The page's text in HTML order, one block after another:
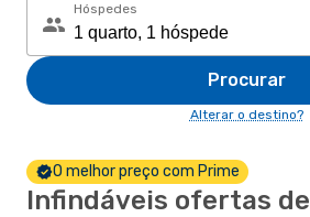
Hóspedes
Procurar
Alterar o destino?
O melhor preço com Prime
Infindáveis ofertas